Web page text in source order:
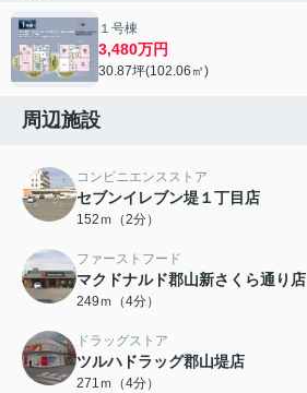
１号棟
3,480万円
30.87坪(102.06㎡)
周辺施設
コンビニエンスストア
セブンイレブン堤１丁目店
152ｍ（2分）
ファーストフード
マクドナルド郡山新さくら通り店
249ｍ（4分）
ドラッグストア
ツルハドラッグ郡山堤店
271ｍ（4分）